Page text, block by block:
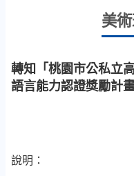
美
轉知「桃園市公私立
語言能力認證獎勵計
說明：